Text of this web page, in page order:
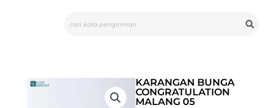
KARANGAN BUNGA
CONGRATULATION
MALANG 05